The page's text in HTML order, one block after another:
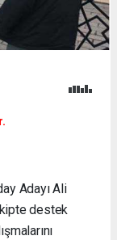
Adayı Ali
destek